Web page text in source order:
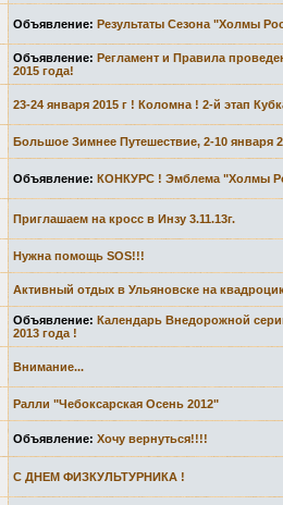
Объявление: Результаты Сезона "Холмы
Объявление: Регламент и Правила
2015 года!
23-24 января 2015 г ! Коломна ! 2-й этап
Большое Зимнее Путешествие, 2-10 января
Объявление: КОНКУРС ! Эмблема "Холмы
Приглашаем на кросс в Инзу 3.11.13г.
Нужна помощь SOS!!!
Активный отдых в Ульяновске на
Объявление: Календарь Внедорожной
2013 года !
Внимание...
Ралли "Чебоксарская Осень 2012"
Объявление: Хочу вернуться!!!!
С ДНЕМ ФИЗКУЛЬТУРНИКА !